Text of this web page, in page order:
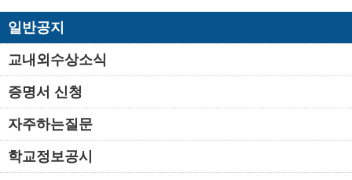
일반공지
교내외수상소식
증명서 신청
자주하는질문
학교정보공시